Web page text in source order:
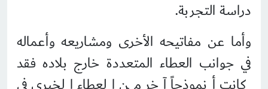
دراسة التجربة.
وأما عن مفاتيحه الأخرى ومشاريعه وأعماله
في جوانب العطاء المتعددة خارج بلاده فقد